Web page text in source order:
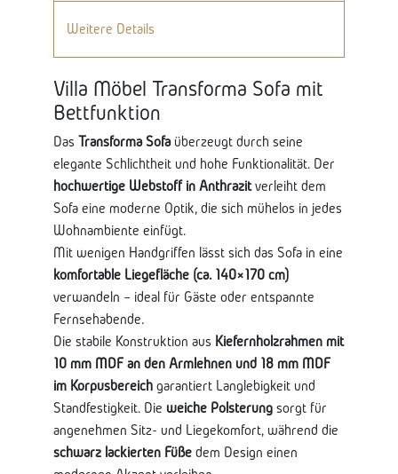
Weitere Details
Villa Möbel Transforma Sofa mit
Bettfunktion
Das Transforma Sofaüberzeugt durch seine
elegante Schlichtheit und hohe Funktionalität. Der
hochwertige Webstoff in Anthrazit verleiht dem
Sofa eine moderne Optik, die sich mühelos in jedes
Wohnambiente einfügt.
Mit wenigen Handgriffen lässt sich das Sofa in eine
komfortable Liegefläche (ca. 140×170 cm)
verwandeln – ideal für Gäste oder entspannte
Fernsehabende.
Die stabile Konstruktion aus Kiefernholzrahmen mit
10 mm MDF an den Armlehnen und 18 mm MDF
im Korpusbereichgarantiert Langlebigkeit und
Standfestigkeit. Die weiche Polsterungsorgt für
angenehmen Sitz- und Liegekomfort, während die
schwarz lackierten Füßedem Design einen